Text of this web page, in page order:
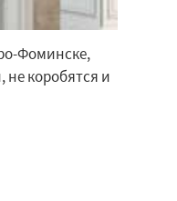
Фоминске,
не коробятся и